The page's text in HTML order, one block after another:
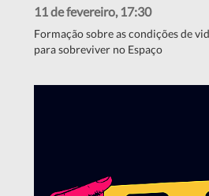
11 de fevereiro, 17:30
Formação sobre as condições de
para sobreviver no Espaço